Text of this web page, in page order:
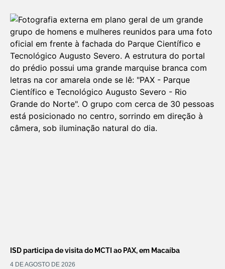
ISD participa de visita do MCTI ao PAX, em Macaíba
4 DE AGOSTO DE 2026